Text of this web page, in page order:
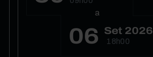
a
06 Set 2026
18h00